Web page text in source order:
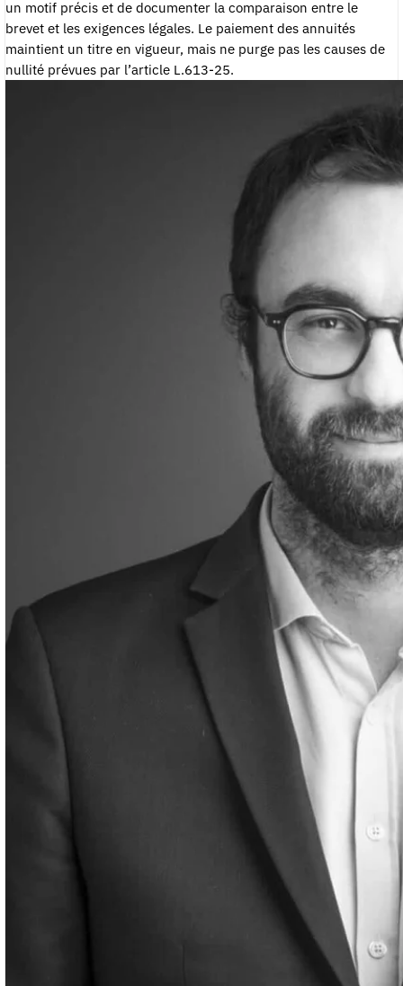
un motif précis et de documenter la comparaison entre le
brevet et les exigences légales. Le paiement des annuités
maintient un titre en vigueur, mais ne purge pas les causes de
nullité prévues par l’article L.613-25.